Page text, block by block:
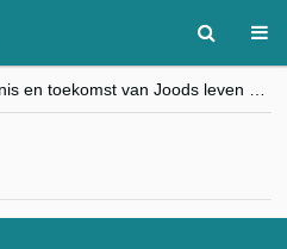
“Besnijdenisdebat toont hoe moeilijk seculiere Westen minderheden begrijpt”, Jinnih Beels (Vooruit)